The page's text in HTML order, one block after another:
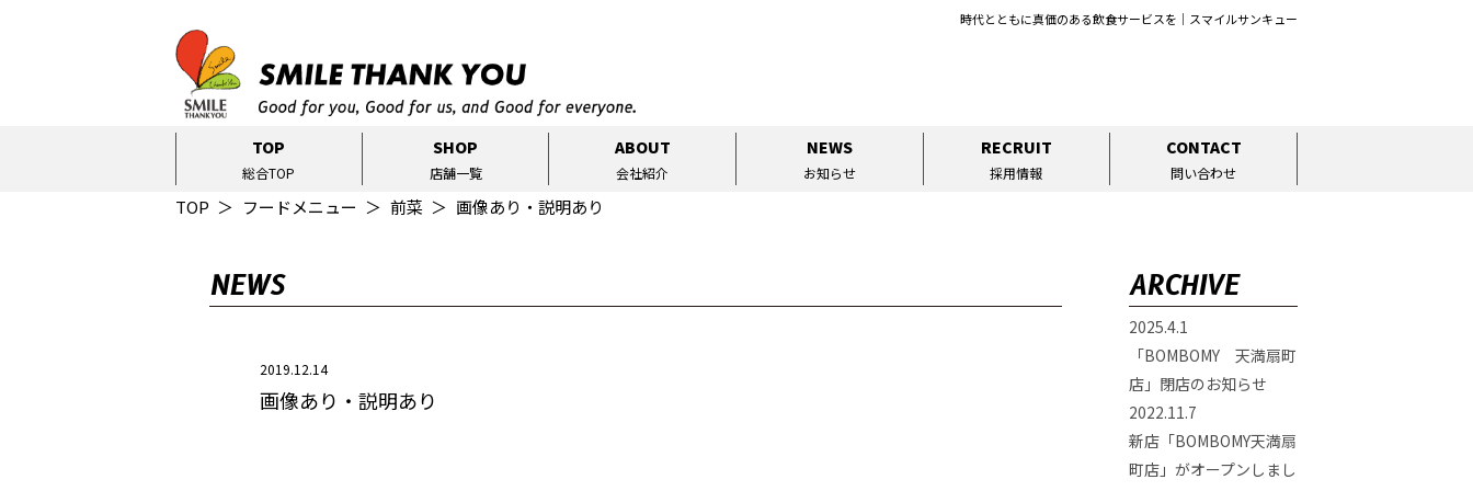
時代とともに真価のある飲食サービスを｜スマイルサンキュー
TOP
総合TOP
SHOP
店舗一覧
ABOUT
会社紹介
NEWS
お知らせ
RECRUIT
採用情報
CONTACT
問い合わせ
TOP フードメニュー 前菜 画像あり・説明あり
NEWS
2019.12.14
画像あり・説明あり
ARCHIVE
2025.4.1
「BOMBOMY 天満扇町
店」閉店のお知らせ
2022.11.7
新店「BOMBOMY天満扇
町店」がオープンしまし